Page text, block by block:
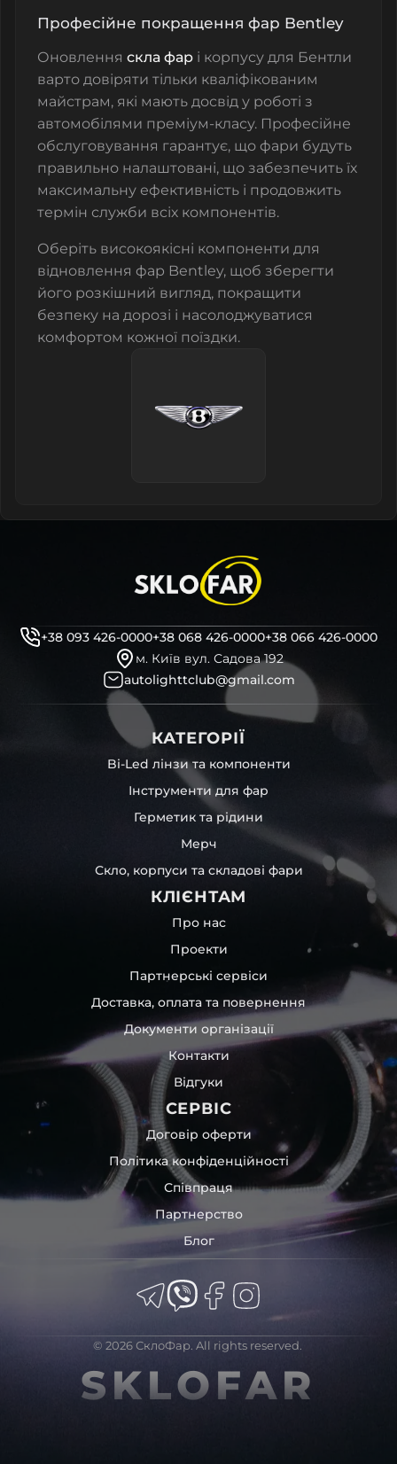
Професійне покращення фар Bentley
Оновлення скла фар і корпусу для Бентли
варто довіряти тільки кваліфікованим
майстрам, які мають досвід у роботі з
автомобілями преміум-класу. Професійне
обслуговування гарантує, що фари будуть
правильно налаштовані, що забезпечить їх
максимальну ефективність і продовжить
термін служби всіх компонентів.
Оберіть високоякісні компоненти для
відновлення фар Bentley, щоб зберегти
його розкішний вигляд, покращити
безпеку на дорозі і насолоджуватися
комфортом кожної поїздки.
+38 093 426-0000+38 068 426-0000+38 066 426-0000
м. Київ вул. Садова 192
autolighttclub@gmail.com
КАТЕГОРІЇ
Bi-Led лінзи та компоненти
Інструменти для фар
Герметик та рідини
Мерч
Скло, корпуси та складові фари
КЛІЄНТАМ
Про нас
Проекти
Партнерські сервіси
Доставка, оплата та повернення
Документи організації
Контакти
Відгуки
СЕРВІС
Договір оферти
Політика конфіденційності
Співпраця
Партнерство
Блог
© 2026 СклоФар. All rights reserved.
SKLOFAR